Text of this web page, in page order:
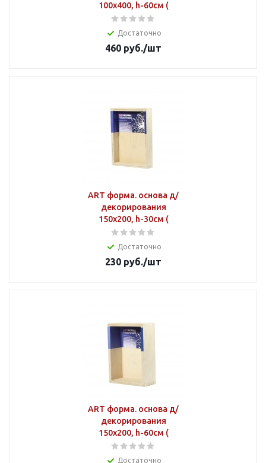
100х400, h-60см (
Достаточно
460 руб./шт
ART форма. основа д/
декорирования
150х200, h-30см (
Достаточно
230 руб./шт
ART форма. основа д/
декорирования
150х200, h-60см (
Достаточно